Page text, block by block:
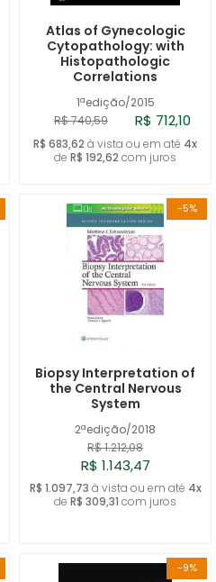
1ªedição/2015
Atlas of Gynecologic
Cytopathology: with
Histopathologic
Correlations
R$ 740,59 R$ 712,10
R$ 683,62 à vista ou em até 4x
de R$ 192,62 com juros
-5%
2ªedição/2018
Biopsy Interpretation of
the Central Nervous
System
R$ 1.212,08
R$ 1.143,47
R$ 1.097,73 à vista ou em até 4x
de R$ 309,31 com juros
-9%